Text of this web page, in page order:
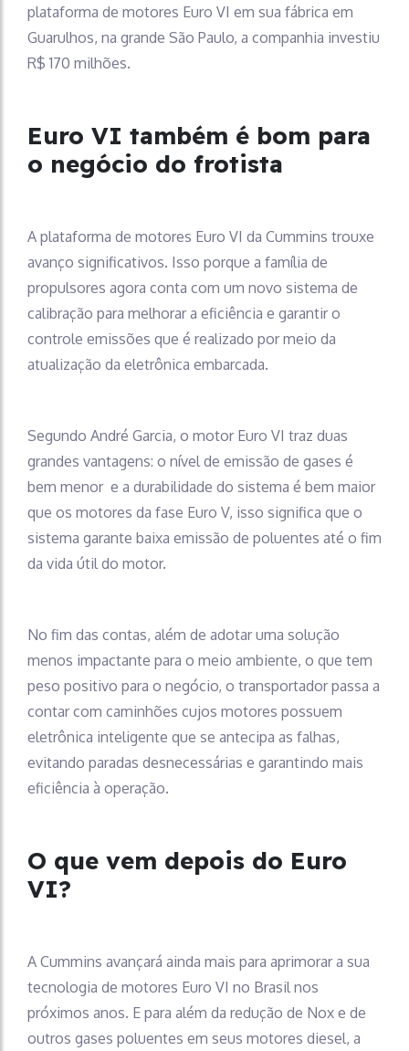
plataforma de motores Euro VI em sua fábrica em
Guarulhos, na grande São Paulo, a companhia investiu
R$ 170 milhões.
Euro VI também é bom para
o negócio do frotista
A plataforma de motores Euro VI da Cummins trouxe
avanço significativos. Isso porque a família de
propulsores agora conta com um novo sistema de
calibração para melhorar a eficiência e garantir o
controle emissões que é realizado por meio da
atualização da eletrônica embarcada.
Segundo André Garcia, o motor Euro VI traz duas
grandes vantagens: o nível de emissão de gases é
bem menor e a durabilidade do sistema é bem maior
que os motores da fase Euro V, isso significa que o
sistema garante baixa emissão de poluentes até o fim
da vida útil do motor.
No fim das contas, além de adotar uma solução
menos impactante para o meio ambiente, o que tem
peso positivo para o negócio, o transportador passa a
contar com caminhões cujos motores possuem
eletrônica inteligente que se antecipa as falhas,
evitando paradas desnecessárias e garantindo mais
eficiência à operação.
O que vem depois do Euro
VI?
A Cummins avançará ainda mais para aprimorar a sua
tecnologia de motores Euro VI no Brasil nos
próximos anos. E para além da redução de Nox e de
outros gases poluentes em seus motores diesel, a